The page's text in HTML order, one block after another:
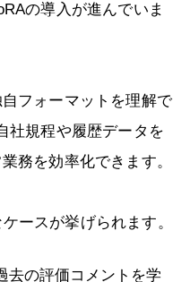
の導入が進んでいま
フォーマットを理解で
社規程や履歴データを
務を効率化できます。
ースが挙げられます。
去の評価コメントを学